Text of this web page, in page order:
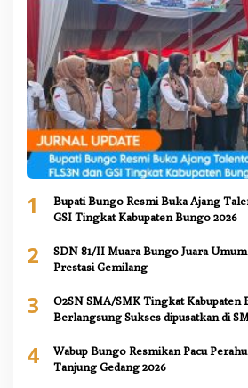
1
Bupati Bungo Resmi Buka Ajang
GSI Tingkat Kabupaten Bungo 2026
2
SDN 81/II Muara Bungo Juara
Prestasi Gemilang
3
O2SN SMA/SMK Tingkat Kabupaten
Berlangsung Sukses dipusatkan di
4
Wabup Bungo Resmikan Pacu
Tanjung Gedang 2026